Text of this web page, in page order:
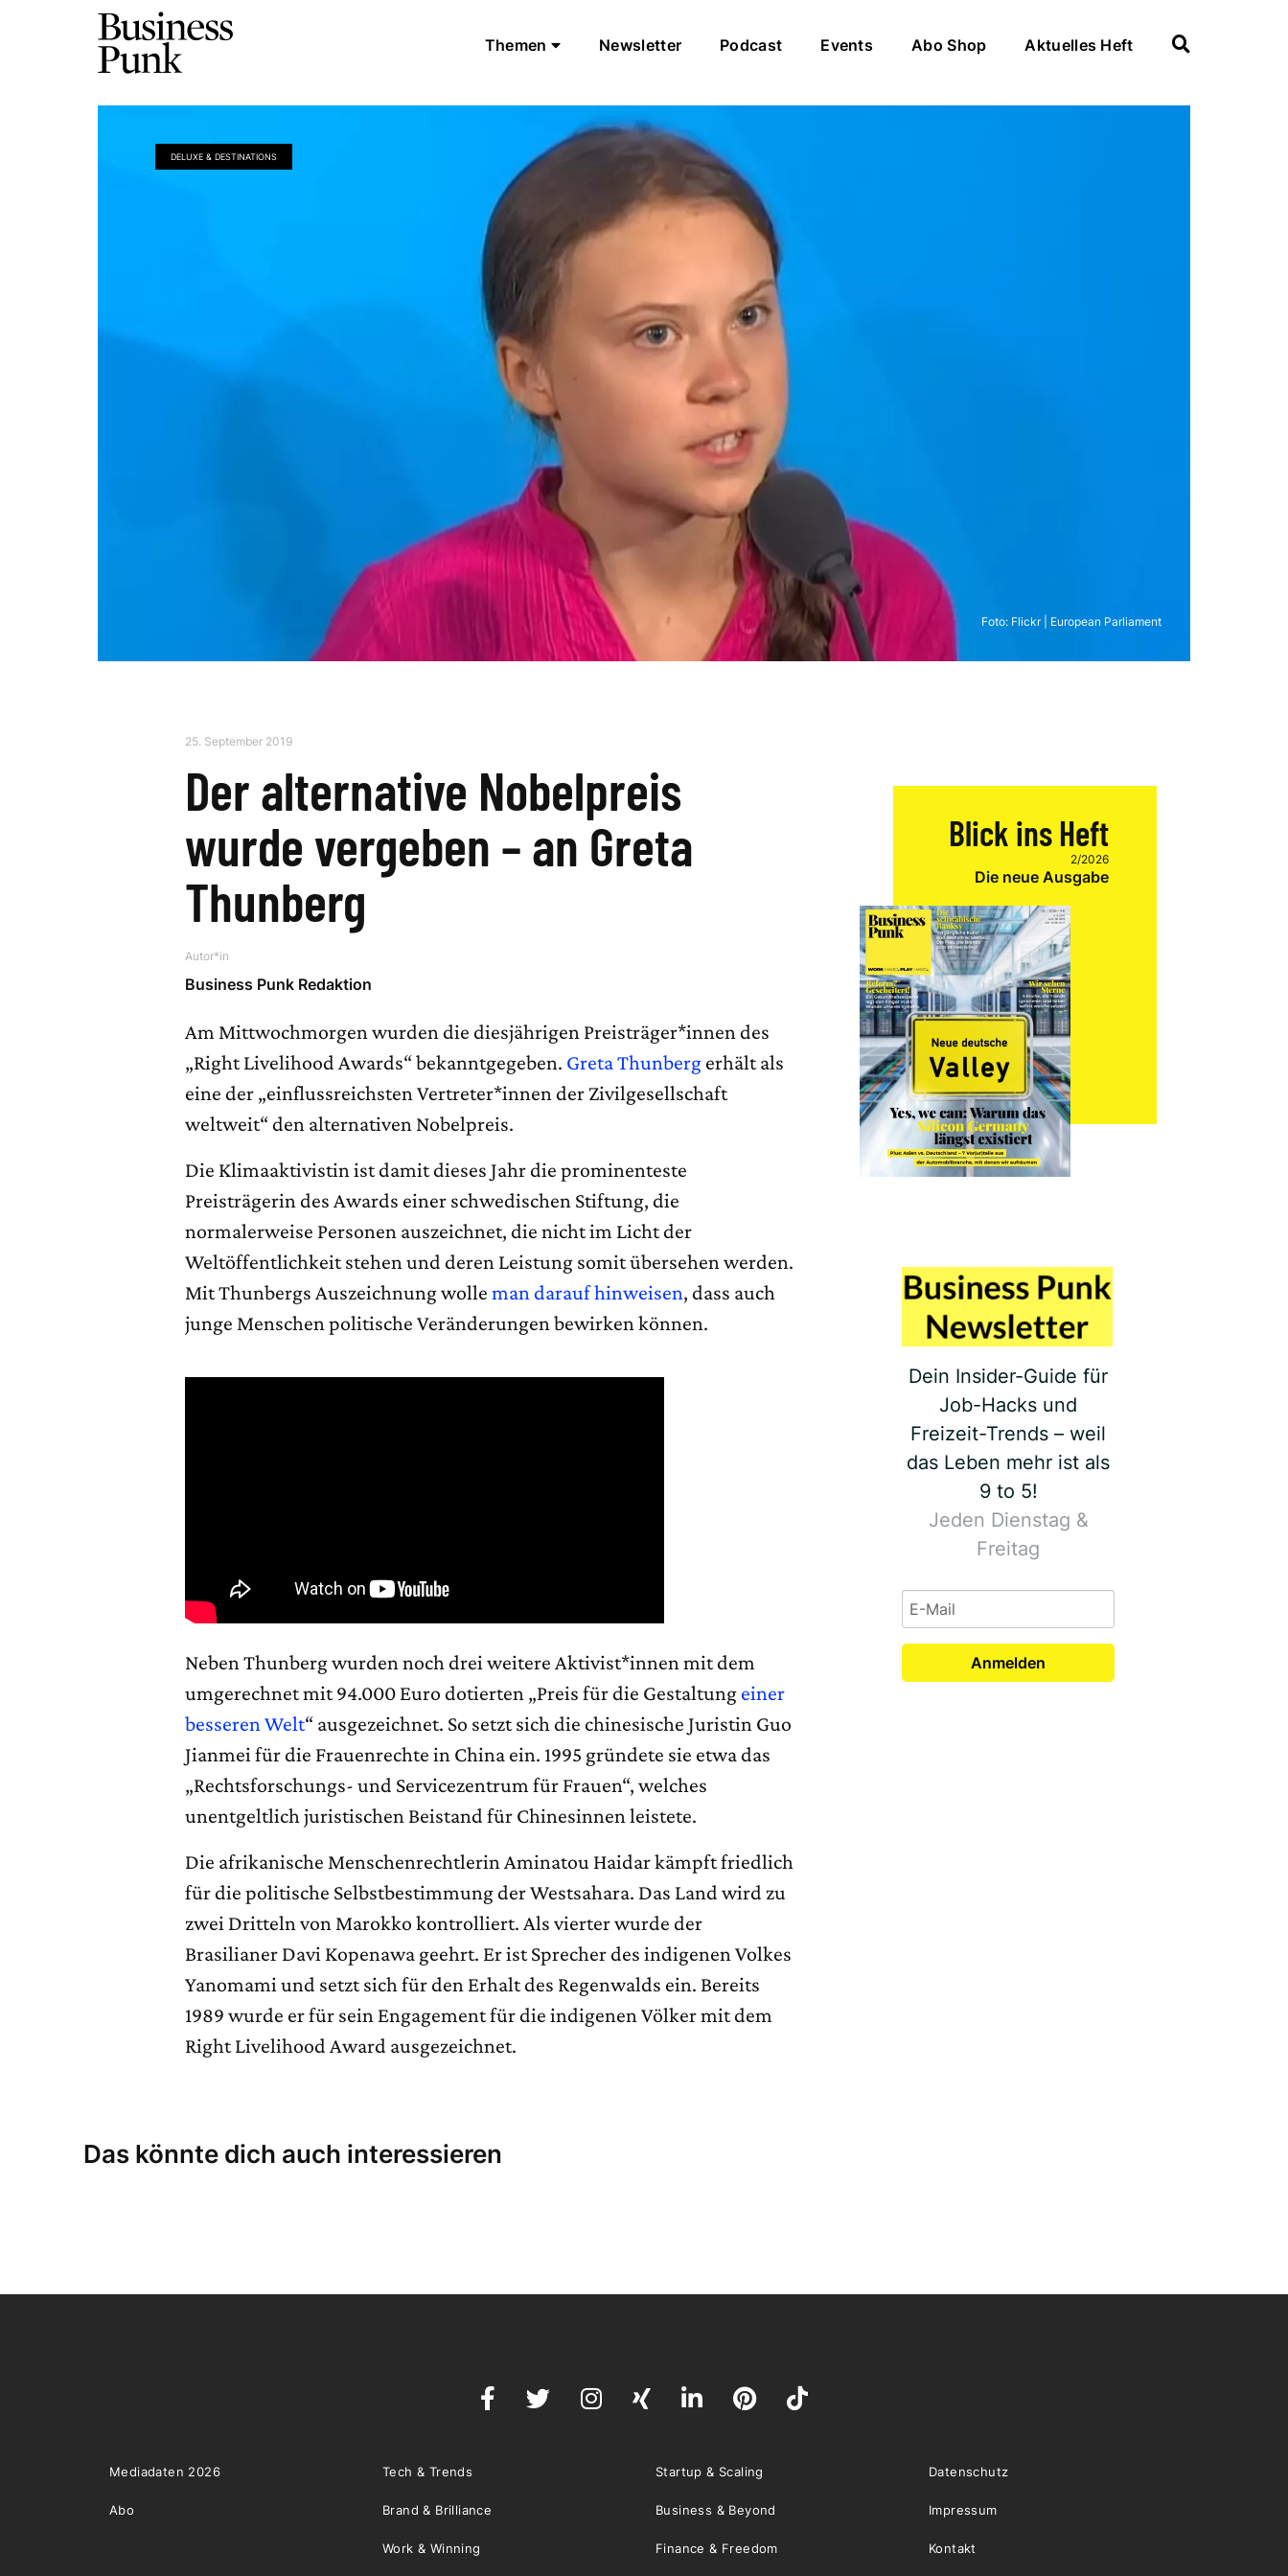
Themen Newsletter Podcast Events Abo Shop Aktuelles Heft
DELUXE & DESTINATIONS
Foto: Flickr | European Parliament
25. September 2019
Der alternative Nobelpreis
wurde vergeben – an Greta
Thunberg
Autor*in
Business Punk Redaktion
Am Mittwochmorgen wurden die diesjährigen Preisträger*innen des
„Right Livelihood Awards“ bekanntgegeben. Greta Thunberg erhält als
eine der „einflussreichsten Vertreter*innen der Zivilgesellschaft
weltweit“ den alternativen Nobelpreis.
Die Klimaaktivistin ist damit dieses Jahr die prominenteste
Preisträgerin des Awards einer schwedischen Stiftung, die
normalerweise Personen auszeichnet, die nicht im Licht der
Weltöffentlichkeit stehen und deren Leistung somit übersehen werden.
Mit Thunbergs Auszeichnung wolleman darauf hinweisen, dass auch
junge Menschen politische Veränderungen bewirken können.
Neben Thunberg wurden noch drei weitere Aktivist*innen mit dem
umgerechnet mit 94.000 Euro dotierten „Preis für die Gestaltung einer
besseren Welt“ ausgezeichnet. So setzt sich die chinesische Juristin Guo
Jianmei für die Frauenrechte in China ein. 1995 gründete sie etwa das
„Rechtsforschungs- und Servicezentrum für Frauen“, welches
unentgeltlich juristischen Beistand für Chinesinnen leistete.
Die afrikanische Menschenrechtlerin Aminatou Haidar kämpft friedlich
für die politische Selbstbestimmung der Westsahara. Das Land wird zu
zwei Dritteln von Marokko kontrolliert. Als vierter wurde der
Brasilianer Davi Kopenawa geehrt. Er ist Sprecher des indigenen Volkes
Yanomami und setzt sich für den Erhalt des Regenwalds ein. Bereits
1989 wurde er für sein Engagement für die indigenen Völker mit dem
Right Livelihood Award ausgezeichnet.
Das könnte dich auch interessieren
Blick ins Heft
2/2026
Die neue Ausgabe
Dein Insider-Guide für
Job-Hacks und
Freizeit-Trends – weil
das Leben mehr ist als
9 to 5!
Jeden Dienstag &
Freitag
Anmelden
Mediadaten 2026
Abo
Tech & Trends Startup & Scaling
Brand & Brilliance Business & Beyond
Work & Winning Finance & Freedom
Datenschutz
Impressum
Kontakt